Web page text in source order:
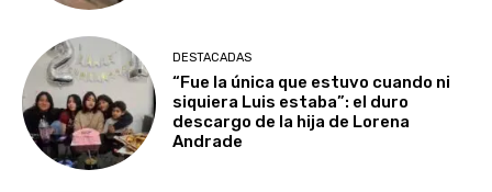
DESTACADAS
“Fue la única que estuvo cuando ni
siquiera Luis estaba”: el duro
descargo de la hija de Lorena
Andrade